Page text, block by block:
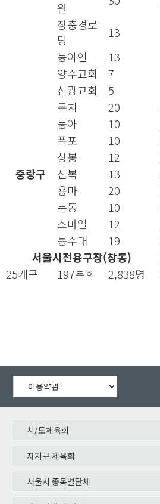
원
장충경로
당
13
농아인
13
양수교회
7
신광교회
5
중랑구
둔치 20
동아
10
폭포
10
상봉
12
신복
13
용마
20
본동
10
스마일
12
봉수대
19
서울시전용구장(창동)
25개구
197분회 2,838명